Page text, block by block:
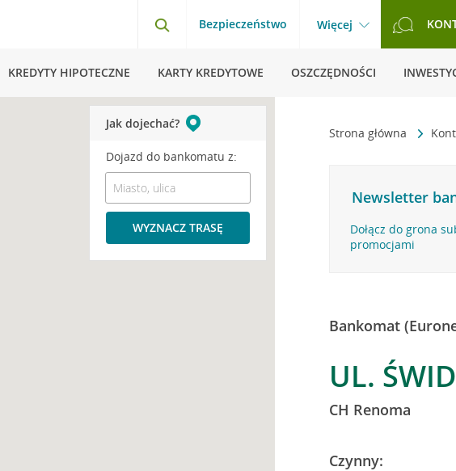
Bezpieczeństwo Więcej
KREDYTY HIPOTECZNE KARTY KREDYTOWE OSZCZĘDNOŚCI
Strona główna
Newsletter
Dołącz do grona
promocjami
Bankomat
UL.
CH Renoma
Czynny:
Jak dojechać?
Dojazd do bankomatu z:
WYZNACZ TRASĘ